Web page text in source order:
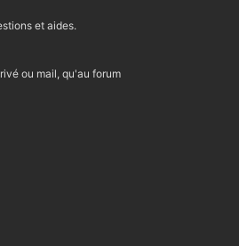
et aides.
ou mail, qu'au forum